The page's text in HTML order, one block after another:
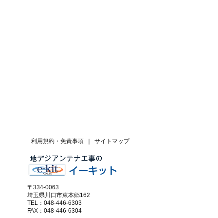
サイトマップ
利用規約・免責事項
〒334-0063
埼玉県川口市東本郷162
TEL：048-446-6303
FAX：048-446-6304